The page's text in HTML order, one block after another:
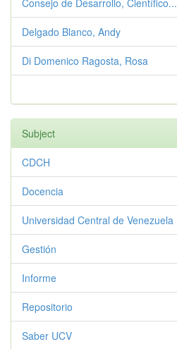
Consejo de Desarrollo, Científico...
Delgado Blanco, Andy
Di Domenico Ragosta, Rosa
Subject
CDCH
Docencia
Universidad Central de Venezuela
Gestión
Informe
Repositorio
Saber UCV